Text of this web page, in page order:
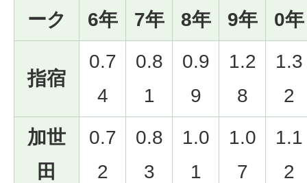
ーク
6年
7年
8年
9年
0年
指宿
0.7
4
0.8
1
0.9
9
1.2
8
1.3
2
加世
田
0.7
2
0.8
3
1.0
1
1.0
7
1.1
2